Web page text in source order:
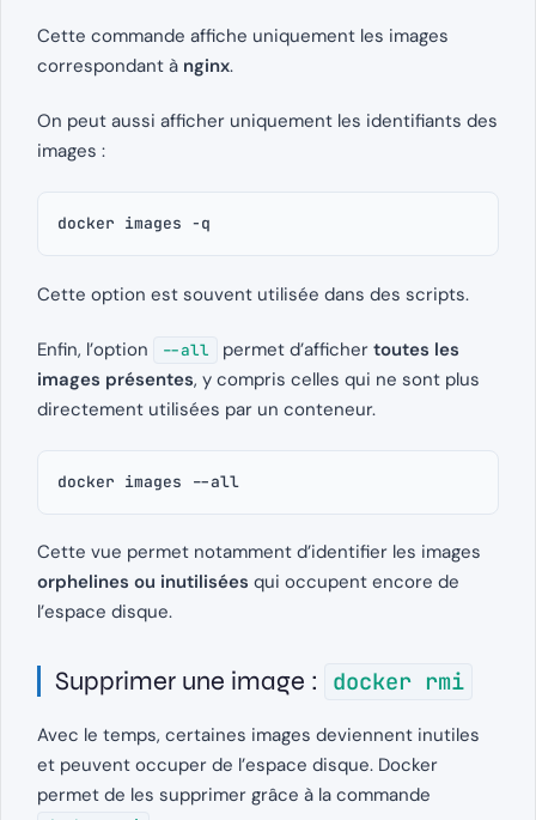
Cette commande affiche uniquement les images
correspondant à nginx.
On peut aussi afficher uniquement les identifiants des
images :
docker images -q
Cette option est souvent utilisée dans des scripts.
Enfin, l’option --all permet d’afficher toutes les
images présentes, y compris celles qui ne sont plus
directement utilisées par un conteneur.
docker images --all
Cette vue permet notamment d’identifier les images
orphelines ou inutilisées qui occupent encore de
l’espace disque.
Supprimer une image : docker rmi
Avec le temps, certaines images deviennent inutiles
et peuvent occuper de l’espace disque. Docker
permet de les supprimer grâce à la commande